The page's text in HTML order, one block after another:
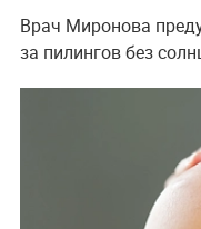
Врач Миронова
за пилингов без